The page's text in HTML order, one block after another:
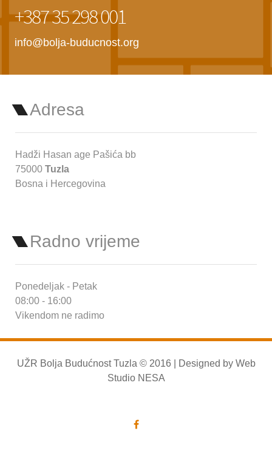
+387 35 298 001
info@bolja-buducnost.org
Adresa
Hadži Hasan age Pašića bb
75000 Tuzla
Bosna i Hercegovina
Radno vrijeme
Ponedeljak - Petak
08:00 - 16:00
Vikendom ne radimo
UŽR Bolja Budućnost Tuzla © 2016 | Designed by Web
Studio NESA